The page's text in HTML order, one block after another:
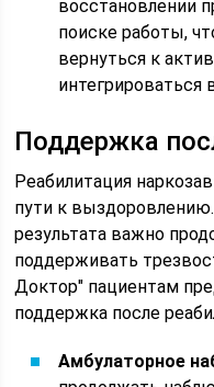
восстановлении
поиске работы,
вернуться к
интегрироваться
Поддержка
Реабилитация
пути к
результата важно
поддерживать
Доктор" пациентам
поддержка после
Амбулаторное